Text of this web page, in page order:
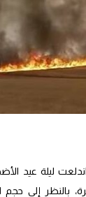
ليلة عيد
بالنظر إلى